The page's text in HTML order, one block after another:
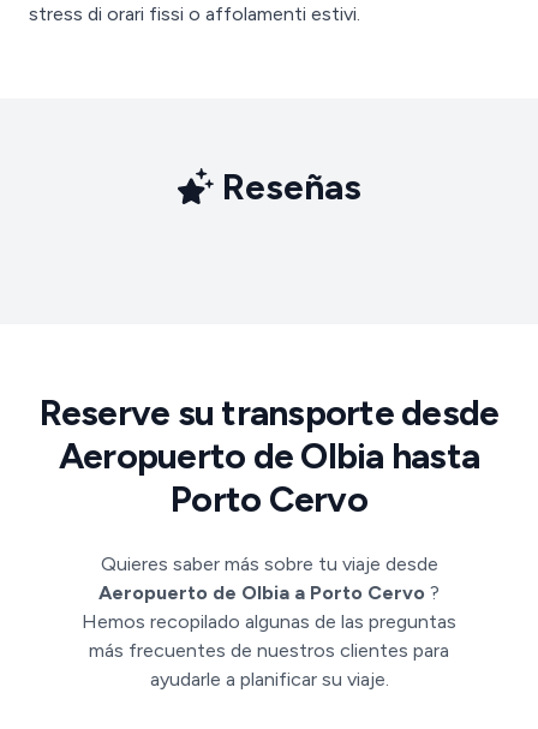
stress di orari fissi o affolamenti estivi.
Reseñas
Reserve su transporte desde
Aeropuerto de Olbia hasta
Porto Cervo
Quieres saber más sobre tu viaje desde
Aeropuerto de Olbia a Porto Cervo ?
Hemos recopilado algunas de las preguntas
más frecuentes de nuestros clientes para
ayudarle a planificar su viaje.